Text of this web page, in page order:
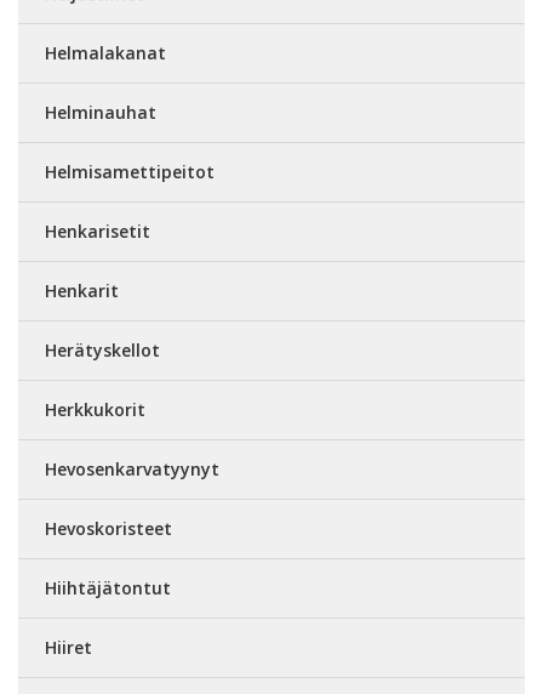
Helmalakanat
Helminauhat
Helmisamettipeitot
Henkarisetit
Henkarit
Herätyskellot
Herkkukorit
Hevosenkarvatyynyt
Hevoskoristeet
Hiihtäjätontut
Hiiret